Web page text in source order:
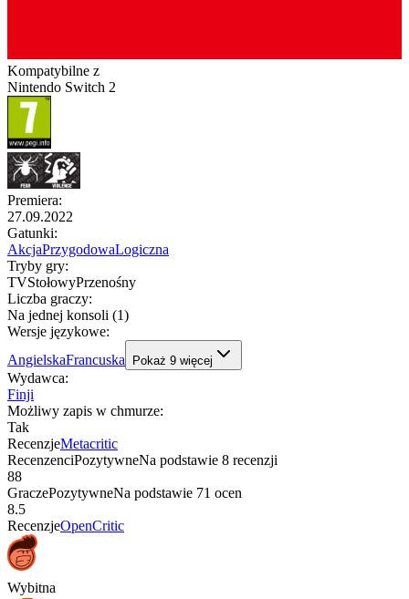
Kompatybilne z
Nintendo Switch 2
Premiera:
27.09.2022
Gatunki:
AkcjaPrzygodowaLogiczna
Tryby gry:
TVStołowyPrzenośny
Liczba graczy:
Na jednej konsoli (1)
Wersje językowe:
AngielskaFrancuska Pokaż 9 więcej
Wydawca:
Finji
Możliwy zapis w chmurze:
Tak
RecenzjeMetacritic
RecenzenciPozytywneNa podstawie 8 recenzji
88
GraczePozytywneNa podstawie 71 ocen
8.5
RecenzjeOpenCritic
Wybitna